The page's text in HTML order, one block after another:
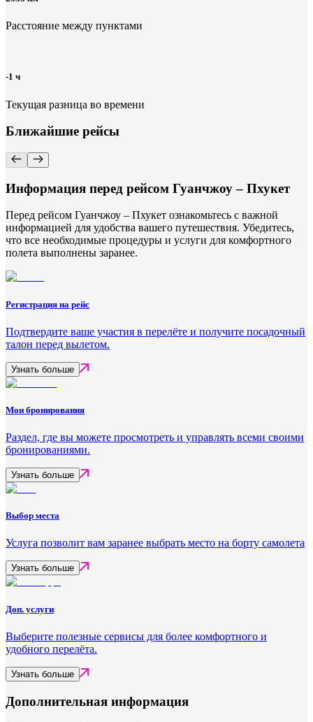
Расстояние между пунктами
-1 ч
Текущая разница во времени
Ближайшие рейсы
Информация перед рейсом Гуанчжоу – Пхукет
Перед рейсом Гуанчжоу – Пхукет ознакомьтесь с важной
информацией для удобства вашего путешествия. Убедитесь,
что все необходимые процедуры и услуги для комфортного
полета выполнены заранее.
Регистрация на рейс
Подтвердите ваше участия в перелёте и получите посадочный
талон перед вылетом.
Узнать больше
Мои бронирования
Раздел, где вы можете просмотреть и управлять всеми своими
бронированиями.
Узнать больше
Выбор места
Услуга позволит вам заранее выбрать место на борту самолета
Узнать больше
Доп. услуги
Выберите полезные сервисы для более комфортного и
удобного перелёта.
Узнать больше
Дополнительная информация